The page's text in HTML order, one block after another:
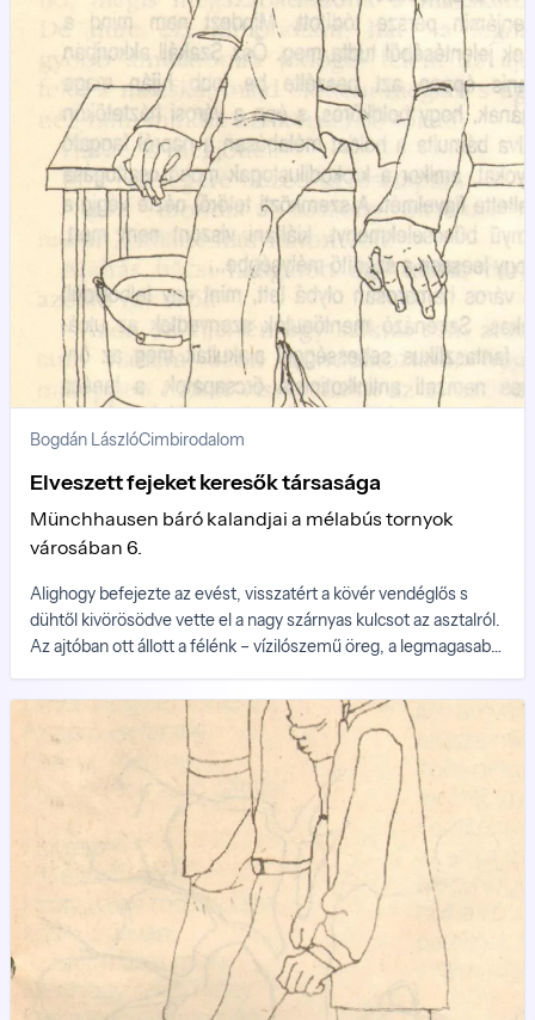
Bogdán LászlóCimbirodalom
Elveszett fejeket keresők társasága
Münchhausen báró kalandjai a mélabús tornyok
városában 6.
Alighogy befejezte az evést, visszatért a kövér vendéglős s
dühtől kivörösödve vette el a nagy szárnyas kulcsot az asztalról.
Az ajtóban ott állott a félénk – vízilószemű öreg, a legmagasabb